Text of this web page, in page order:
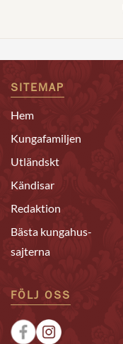
SITEMAP
Hem
Kungafamiljen
Utländskt
Kändisar
Redaktion
Bästa kungahus-
sajterna
FÖLJ OSS